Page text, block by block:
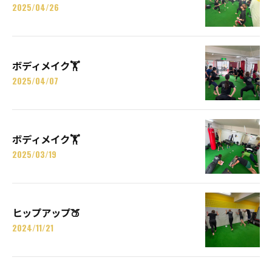
2025/04/26
ボディメイク🏋️
2025/04/07
ボディメイク🏋️
2025/03/19
ヒップアップ🍑
2024/11/21